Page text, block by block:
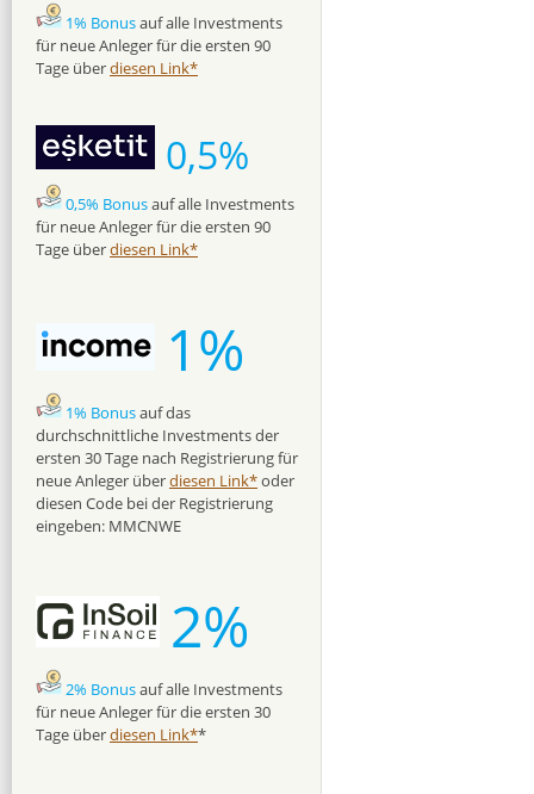
1% Bonusauf alle Investments
für neue Anleger für die ersten 90
Tage überdiesen Link*
0,5%
0,5% Bonusauf alle Investments
für neue Anleger für die ersten 90
Tage überdiesen Link*
1%
1% Bonusauf das
durchschnittliche Investments der
ersten 30 Tage nach Registrierung für
neue Anleger überdiesen Link*oder
diesen Code bei der Registrierung
eingeben: MMCNWE
2%
2% Bonusauf alle Investments
für neue Anleger für die ersten 30
Tage überdiesen Link**